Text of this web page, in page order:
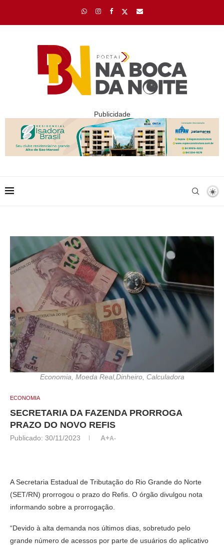
Publicidade
Economia, Moeda Real,Dinheiro, Calculadora
ECONOMIA
SECRETARIA DA FAZENDA PRORROGA
PRAZO DO NOVO REFIS
Publicado: 30/11/2023 A+A-
A Secretaria Estadual de Tributação do Rio Grande do Norte
(SET/RN) prorrogou o prazo do Refis. O órgão divulgou nota
informando sobre a prorrogação.
“Devido à alta demanda nos últimos dias, sobretudo pelo
grande número de acessos por parte de usuários do aplicativo